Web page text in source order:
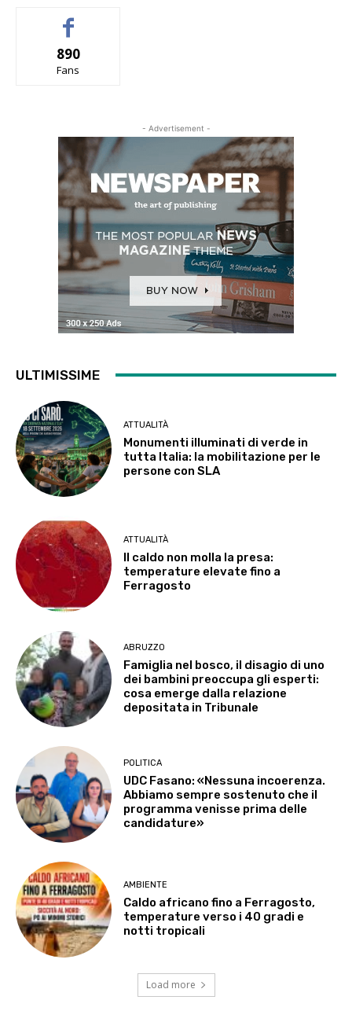
890
Fans
- Advertisement -
ULTIMISSIME
ATTUALITÀ
Monumenti illuminati di verde in
tutta Italia: la mobilitazione per le
persone con SLA
ATTUALITÀ
Il caldo non molla la presa:
temperature elevate fino a
Ferragosto
ABRUZZO
Famiglia nel bosco, il disagio di uno
dei bambini preoccupa gli esperti:
cosa emerge dalla relazione
depositata in Tribunale
POLITICA
UDC Fasano: «Nessuna incoerenza.
Abbiamo sempre sostenuto che il
programma venisse prima delle
candidature»
AMBIENTE
Caldo africano fino a Ferragosto,
temperature verso i 40 gradi e
notti tropicali
Load more